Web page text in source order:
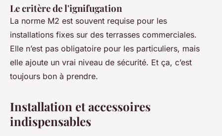
Le critère de l'ignifugation
La norme M2 est souvent requise pour les
installations fixes sur des terrasses commerciales.
Elle n’est pas obligatoire pour les particuliers, mais
elle ajoute un vrai niveau de sécurité. Et ça, c’est
toujours bon à prendre.
Installation et accessoires
indispensables